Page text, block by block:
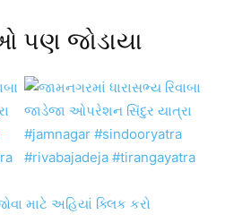
પણ જોડાયા
માટે અહિયાં ક્લિક કરો